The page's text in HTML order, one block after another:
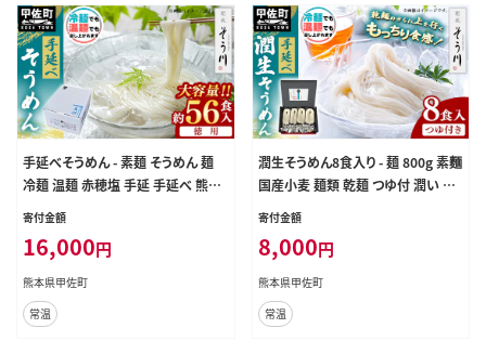
手延べそうめん - 素麺 そうめん 麺
冷麺 温麺 赤穂塩 手延 手延べ 熊本
県 甲佐町【価格改定】
寄付金額
16,000円
熊本県甲佐町
常温
潤生そうめん8食入り - 麺 800g 素麵
国産小麦 麺類 乾麺 つゆ付 潤い 生
に戻し 再熟成 こだわり 製法 手延べ
すめ 熊本県 甲佐町
寄付金額
8,000円
熊本県甲佐町
常温